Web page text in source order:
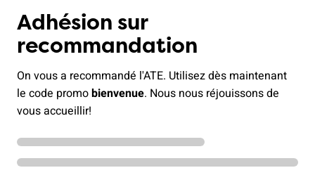
Adhésion sur
recommandation
On vous a recommandé l'ATE. Utilisez dès maintenant
le code promobienvenue. Nous nous réjouissons de
vous accueillir!